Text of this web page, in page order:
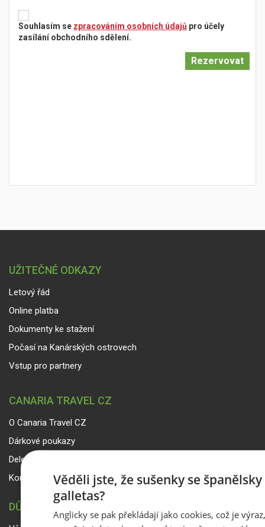
Souhlasím se zpracováním osobních údajů pro účely
zasílání obchodního sdělení.
UŽITEČNÉ ODKAZY
Letový řád
Online platba
Dokumenty ke stažení
Počasí na Kanárských ostrovech
Vstup pro partnery
CANARIA TRAVEL CZ
O Canaria Travel CZ
Dárkové poukazy
Delegáti
Kontakty
DŮLEŽITÉ INFORMACE
Věděli jste, že sušenky se
galletas?
Anglicky se pak překládají jako cookies, což je